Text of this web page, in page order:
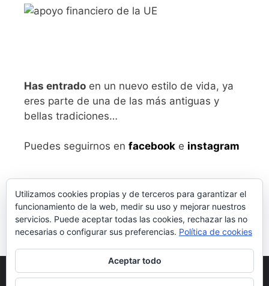
Has entrado en un nuevo estilo de vida, ya
eres parte de una de las más antiguas y
bellas tradiciones…
Puedes seguirnos en facebook e instagram
Aviso legaly Política de Privacidad
Utilizamos cookies propias y de terceros para garantizar el
funcionamiento de la web, medir su uso y mejorar nuestros
servicios. Puede aceptar todas las cookies, rechazar las no
necesarias o configurar sus preferencias. Política de cookies
Aceptar todo